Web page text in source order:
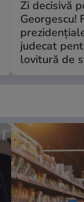
Zi decisivă
Georgescu!
judecat
lovitură de